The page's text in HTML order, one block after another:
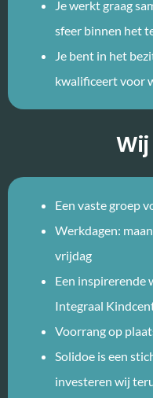
Je werkt graag
sfeer binnen het
Je bent in het
kwalificeert voor
Een vaste groep
Werkdagen:
vrijdag
Een inspirerende
Integraal
Voorrang op
Solidoe is een
investeren wij